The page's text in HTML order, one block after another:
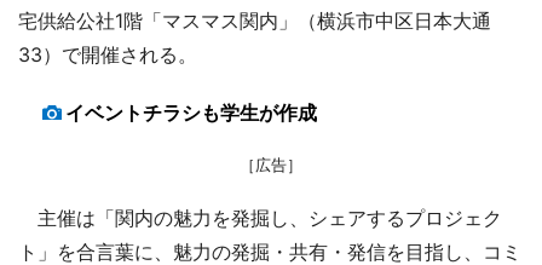
宅供給公社1階「マスマス関内」（横浜市中区日本大通
33）で開催される。
イベントチラシも学生が作成
［広告］
主催は「関内の魅力を発掘し、シェアするプロジェク
ト」を合言葉に、魅力の発掘・共有・発信を目指し、コミ